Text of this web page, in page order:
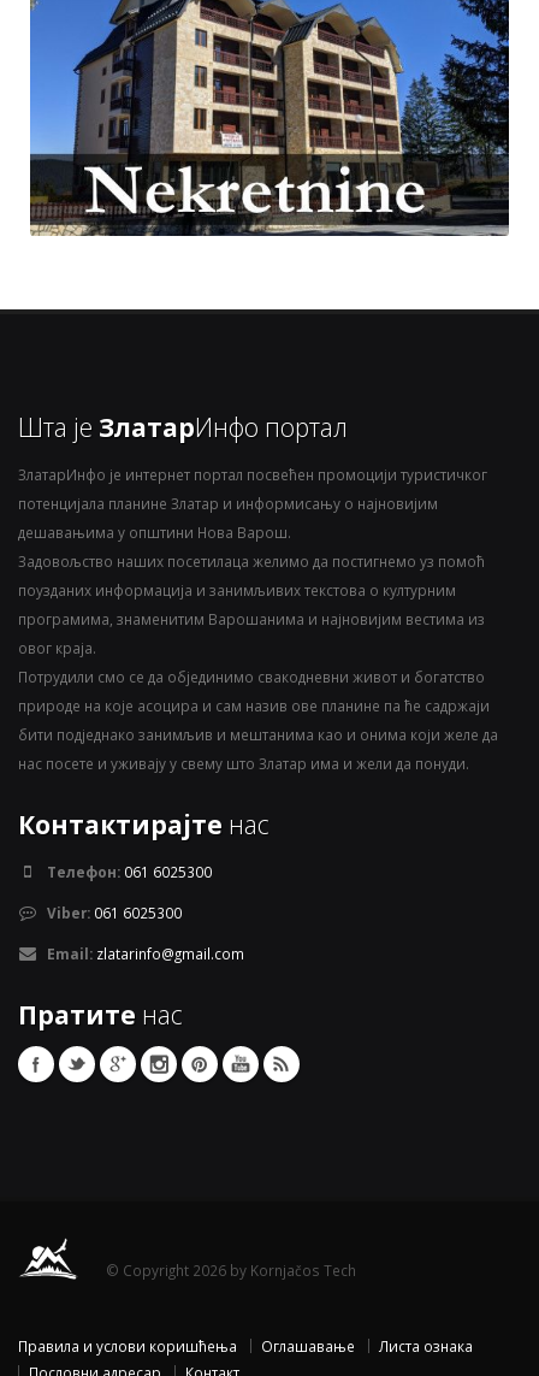
Шта је ЗлатарИнфо портал
ЗлатарИнфо је интернет портал посвећен промоцији туристичког
потенцијала планине Златар и информисању о најновијим
дешавањима у општини Нова Варош.
Задовољство наших посетилаца желимо да постигнемо уз помоћ
поузданих информација и занимљивих текстова о културним
програмима, знаменитим Варошанима и најновијим вестима из
овог краја.
Потрудили смо се да објединимо свакодневни живот и богатство
природе на које асоцира и сам назив ове планине па ће садржаји
бити подједнако занимљив и мештанима као и онима који желе да
нас посете и уживају у свему што Златар има и жели да понуди.
Контактирајте нас
Телефон: 061 6025300
Viber: 061 6025300
Email: zlatarinfo@gmail.com
Пратите нас
© Copyright 2026 by Kornjačos Tech
Правила и услови коришћења Оглашавање
Листа ознака
Пословни адресар
Контакт